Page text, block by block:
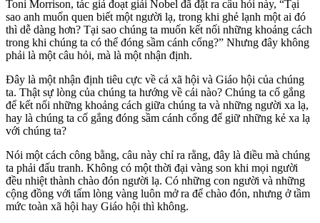
Toni Morrison, tác giả đoạt giải Nobel đã đặt ra câu hỏi này, “Tại
sao anh muốn quen biết một người lạ, trong khi ghẻ lạnh một ai đó
thì dễ dàng hơn? Tại sao chúng ta muốn kết nối những khoảng cách
trong khi chúng ta có thể đóng sầm cánh cổng?” Nhưng đây không
phải là một câu hỏi, mà là một nhận định.
Đây là một nhận định tiêu cực về cả xã hội và Giáo hội của chúng
ta. Thật sự lòng của chúng ta hướng về cái nào? Chúng ta cố gắng
để kết nối những khoảng cách giữa chúng ta và những người xa lạ,
hay là chúng ta cố gắng đóng sầm cánh cổng để giữ những kẻ xa lạ
với chúng ta?
Nói một cách công bằng, câu này chỉ ra rằng, đây là điều mà chúng
ta phải đấu tranh. Không có một thời đại vàng son khi mọi người
đều nhiệt thành chào đón người lạ. Có những con người và những
cộng đồng với tấm lòng vàng luôn mở ra để chào đón, nhưng ở tầm
mức toàn xã hội hay Giáo hội thì không.